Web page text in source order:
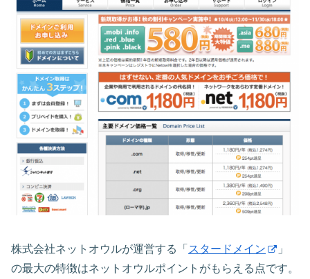
株式会社ネットオウルが運営する「 スタードメイン
」
の最大の特徴はネットオウルポイントがもらえる点です。